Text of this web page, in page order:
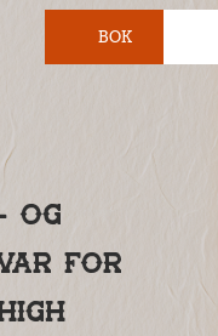
BOK
BILLETT
og
for